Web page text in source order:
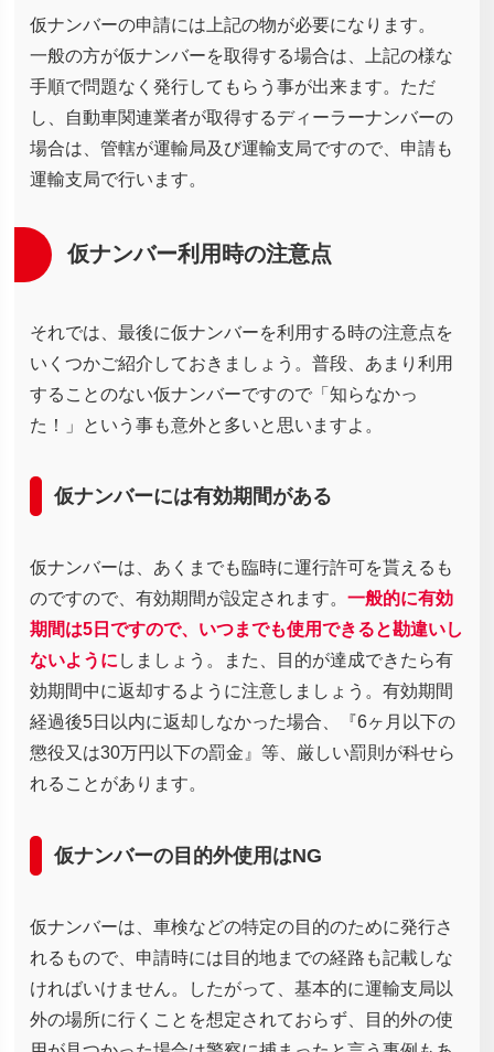
仮ナンバーの申請には上記の物が必要になります。
一般の方が仮ナンバーを取得する場合は、上記の様な
手順で問題なく発行してもらう事が出来ます。ただ
し、自動車関連業者が取得するディーラーナンバーの
場合は、管轄が運輸局及び運輸支局ですので、申請も
運輸支局で行います。
仮ナンバー利用時の注意点
それでは、最後に仮ナンバーを利用する時の注意点を
いくつかご紹介しておきましょう。普段、あまり利用
することのない仮ナンバーですので「知らなかっ
た！」という事も意外と多いと思いますよ。
仮ナンバーには有効期間がある
仮ナンバーは、あくまでも臨時に運行許可を貰えるも
のですので、有効期間が設定されます。 一般的に有効
期間は5日ですので、いつまでも使用できると勘違いし
ないように しましょう。また、目的が達成できたら有
効期間中に返却するように注意しましょう。有効期間
経過後5日以内に返却しなかった場合、『6ヶ月以下の
懲役又は30万円以下の罰金』等、厳しい罰則が科せら
れることがあります。
仮ナンバーの目的外使用はNG
仮ナンバーは、車検などの特定の目的のために発行さ
れるもので、申請時には目的地までの経路も記載しな
ければいけません。したがって、基本的に運輸支局以
外の場所に行くことを想定されておらず、目的外の使